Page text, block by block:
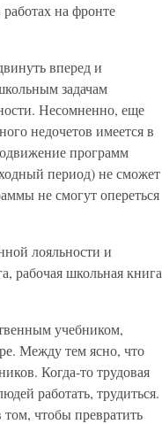
на фронте
вперед и
задачам
Несомненно, еще
недочетов имеется в
программ
период) не сможет
не смогут опереться
лояльности и
рабочая школьная книга
учебником,
Между тем ясно, что
Когда-то трудовая
работать, трудиться.
чтобы превратить